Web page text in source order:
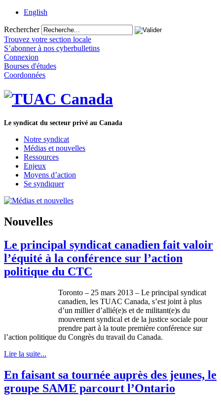
English
Rechercher
Trouvez votre section locale
S’abonner à nos cyberbulletins
Connexion
Bourses d'études
Coordonnées
Le syndicat du secteur privé au Canada
Notre syndicat
Médias et nouvelles
Ressources
Enjeux
Moyens d’action
Se syndiquer
Nouvelles
Le principal syndicat canadien fait valoir
l’équité à la conférence sur l’action
politique du CTC
Toronto – 25 mars 2013 – Le principal syndicat
canadien, les TUAC Canada, s’est joint à plus
d’un millier d’allié(e)s et de militant(e)s du
mouvement syndical et de la justice sociale pour
prendre part à la toute première conférence sur
l’action politique du Congrès du travail du Canada.
Lire la suite...
En faisant sa tournée auprès des jeunes, le
groupe SAME parcourt l’Ontario